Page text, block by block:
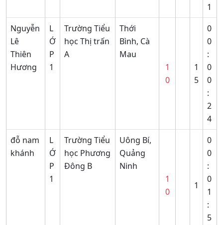
1
Nguyễn
Lê
Thiên
Hương
L
Ớ
P
1
Trường Tiểu
học Thị trấn
A
Thới
Bình, Cà
Mau
1
0
1
5
0
0
:
0
0
:
2
4
đỗ nam
khánh
L
Ớ
P
1
Trường Tiểu
học Phương
Đông B
Uông Bí,
Quảng
Ninh
1
0
1
0
0
:
0
1
:
5